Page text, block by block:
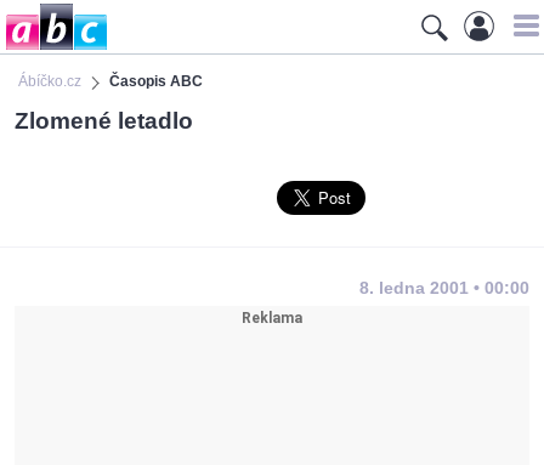
Ábíčko.cz Časopis ABC
Zlomené letadlo
8. ledna 2001 • 00:00